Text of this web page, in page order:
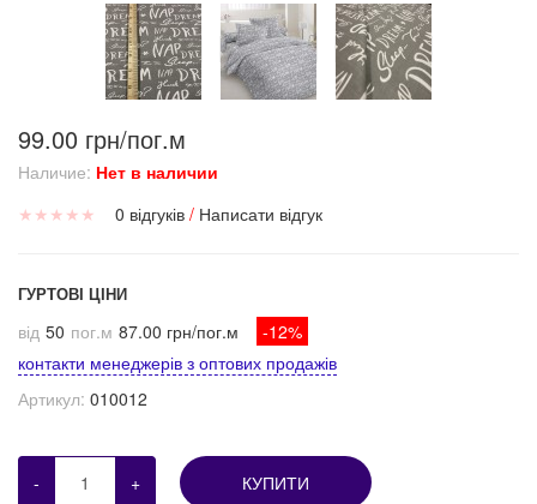
99.00 грн/пог.м
Наличие: Нет в наличии
★ ★ ★ ★ ★ 0 відгуків / Написати відгук
ГУРТОВІ ЦІНИ
від 50 пог.м 87.00 грн/пог.м
-12%
контакти менеджерів з оптових продажів
Артикул: 010012
- + КУПИТИ